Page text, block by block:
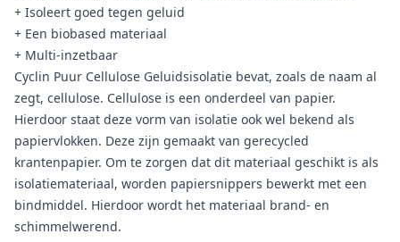
+ Isoleert goed tegen geluid
+ Een biobased materiaal
+ Multi-inzetbaar
Cyclin Puur Cellulose Geluidsisolatie bevat, zoals de naam al
zegt, cellulose. Cellulose is een onderdeel van papier.
Hierdoor staat deze vorm van isolatie ook wel bekend als
papiervlokken. Deze zijn gemaakt van gerecycled
krantenpapier. Om te zorgen dat dit materiaal geschikt is als
isolatiemateriaal, worden papiersnippers bewerkt met een
bindmiddel. Hierdoor wordt het materiaal brand- en
schimmelwerend.